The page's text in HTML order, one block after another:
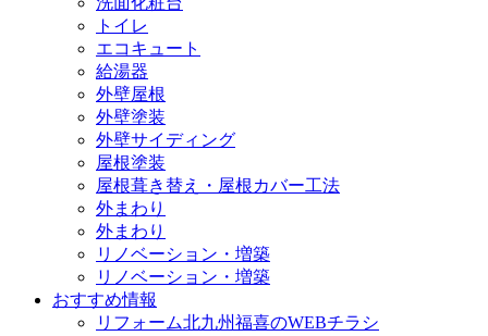
トイレ
エコキュート
給湯器
外壁屋根
外壁塗装
外壁サイディング
屋根塗装
屋根葺き替え・屋根カバー工法
外まわり
外まわり
リノベーション・増築
リノベーション・増築
おすすめ情報
リフォーム北九州福喜のWEBチラシ